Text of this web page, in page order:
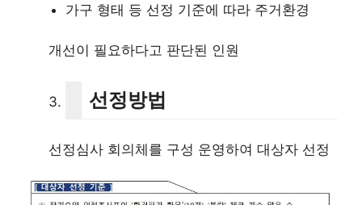
가구 형태 등 선정 기준에 따라 주거환경
개선이 필요하다고 판단된 인원
선정방법
선정심사 회의체를 구성 운영하여 대상자 선정